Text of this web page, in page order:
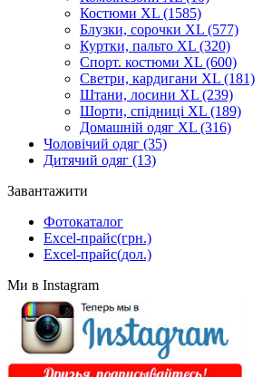
Костюми XL (1585)
Блузки, сорочки XL (577)
Куртки, пальто XL (320)
Спорт. костюми XL (600)
Светри, кардигани XL (181)
Штани, лосини XL (239)
Шорти, спідниці XL (189)
Домашній одяг XL (316)
Чоловічий одяг (35)
Дитячий одяг (13)
Завантажити
Фотокаталог
Excel-прайс(грн.)
Excel-прайс(дол.)
Ми в Instagram